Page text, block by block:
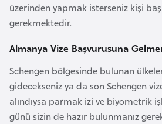
üzerinden yapmak isterseniz kişi
gerekmektedir.
Almanya Vize Başvurusuna
Schengen bölgesinde bulunan
gidecekseniz ya da son Schengen
alındıysa parmak izi ve biyometrik
günü sizin de hazır bulunmanız
E
t
o
n
y
a